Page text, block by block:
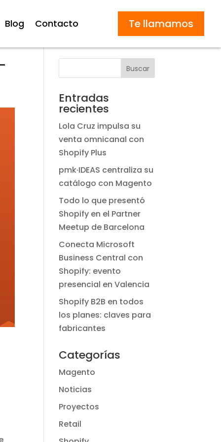
Blog Contacto Te llamamos
Buscar
Entradas
recientes
Lola Cruz impulsa su
venta omnicanal con
Shopify Plus
pmk·IDEAS centraliza su
catálogo con Magento
Todo lo que presentó
Shopify en el Partner
Meetup de Barcelona
Conecta Microsoft
Business Central con
Shopify: evento
presencial en Valencia
Shopify B2B en todos
los planes: claves para
fabricantes
Categorías
Magento
Noticias
Proyectos
Retail